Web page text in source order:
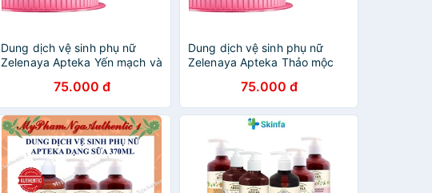
Dung dịch vệ sinh phụ nữ
Zelenaya Apteka Yến mạch và
75.000 đ
Dung dịch vệ sinh phụ nữ
Zelenaya Apteka Thảo mộc
75.000 đ